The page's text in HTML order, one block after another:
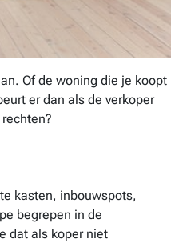
Of de woning die je koopt
er dan als de verkoper
kasten, inbouwspots,
begrepen in de
dat als koper niet